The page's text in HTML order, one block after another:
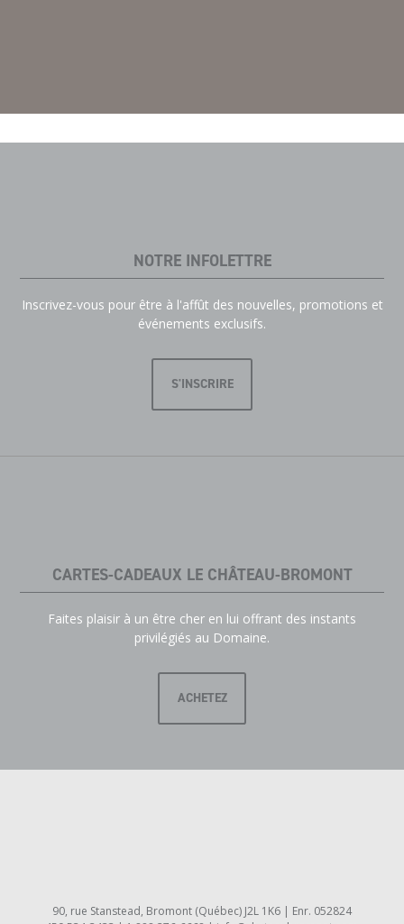
NOTRE INFOLETTRE
Inscrivez-vous pour être à l'affût des nouvelles, promotions et
événements exclusifs.
S'INSCRIRE
CARTES-CADEAUX LE CHÂTEAU-BROMONT
Faites plaisir à un être cher en lui offrant des instants
privilégiés au Domaine.
ACHETEZ
90, rue Stanstead, Bromont (Québec) J2L 1K6 | Enr. 052824